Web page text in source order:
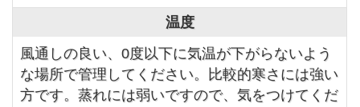
温度
風通しの良い、0度以下に気温が下がらないよう
な場所で管理してください。比較的寒さには強い
方です。蒸れには弱いですので、気をつけてくだ